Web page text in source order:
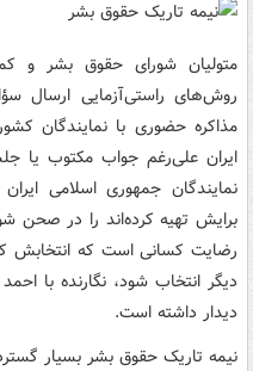
متولیان شورای حقوق بشر و
روش‌های راستی‌آزمایی ارسال
مذاکره حضوری با نمایندگان
ایران علی‌رغم جواب مکتوب یا
نمایندگان جمهوری اسلامی
برایش تهیه کرده‌اند را در صحن
رضایت کسانی است که انتخابش
دیگر انتخاب شود، نگارنده با
دیدار داشته است.
نیمه تاریک حقوق بشر بسیار